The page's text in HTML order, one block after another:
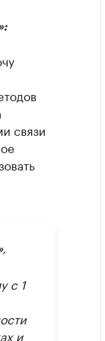
связи
,
с 1
и